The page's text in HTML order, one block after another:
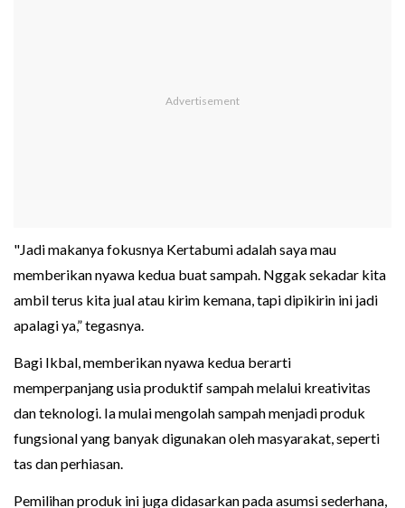
"Jadi makanya fokusnya Kertabumi adalah saya mau
memberikan nyawa kedua buat sampah. Nggak sekadar kita
ambil terus kita jual atau kirim kemana, tapi dipikirin ini jadi
apalagi ya,” tegasnya.
Bagi Ikbal, memberikan nyawa kedua berarti
memperpanjang usia produktif sampah melalui kreativitas
dan teknologi. Ia mulai mengolah sampah menjadi produk
fungsional yang banyak digunakan oleh masyarakat, seperti
tas dan perhiasan.
Pemilihan produk ini juga didasarkan pada asumsi sederhana,